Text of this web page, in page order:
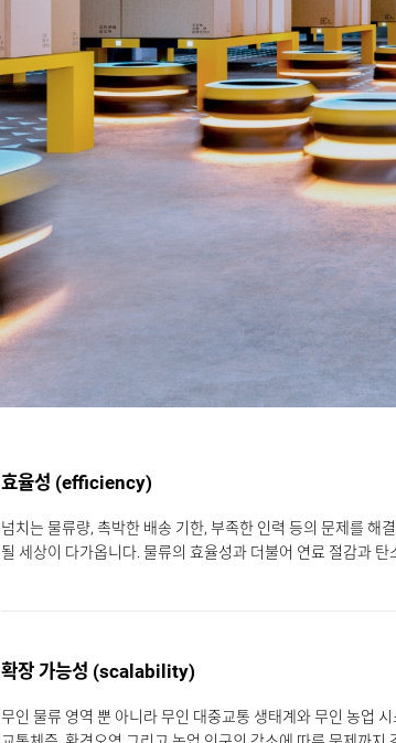
효율성 (efficiency)
넘치는 물류량, 촉박한 배송 기한, 부족한 인력 등의 문제를 해
될 세상이 다가옵니다. 물류의 효율성과 더불어 연료 절감과
확장 가능성 (scalability)
무인 물류 영역 뿐 아니라 무인 대중교통 생태계와 무인 농업